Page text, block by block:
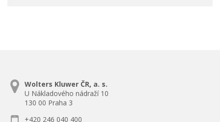
Wolters Kluwer ČR, a. s.
U Nákladového nádraží 10
130 00 Praha 3
+420 246 040 400